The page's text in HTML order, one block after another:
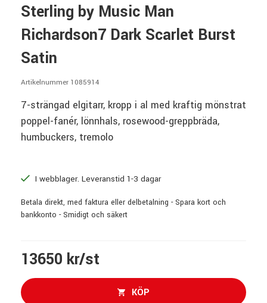
Sterling by Music Man
Richardson7 Dark Scarlet Burst
Satin
Artikelnummer 1085914
7-strängad elgitarr, kropp i al med kraftig mönstrat
poppel-fanér, lönnhals, rosewood-greppbräda,
humbuckers, tremolo
I webblager. Leveranstid 1-3 dagar
Betala direkt, med faktura eller delbetalning - Spara kort och
bankkonto - Smidigt och säkert
13650 kr/st
KÖP